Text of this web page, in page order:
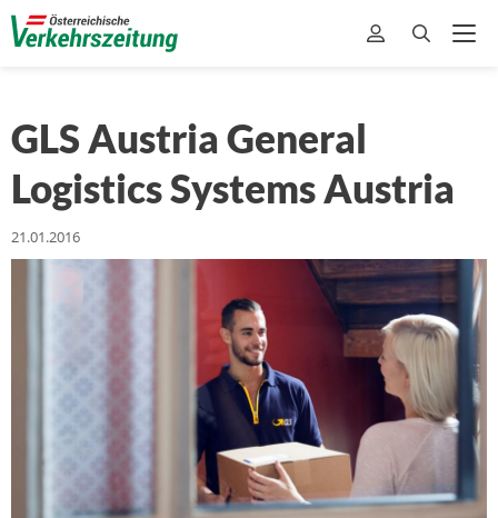
GLS Austria General
Logistics Systems Austria
21.01.2016